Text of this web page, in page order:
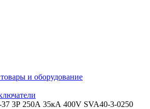
и оборудование
3Р 250А 35кА 400V SVA40-3-0250